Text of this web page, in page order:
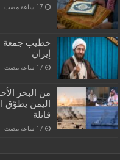
خطيب جمعة
إيران
من البحر
اليمن يطوّق
قاتلة